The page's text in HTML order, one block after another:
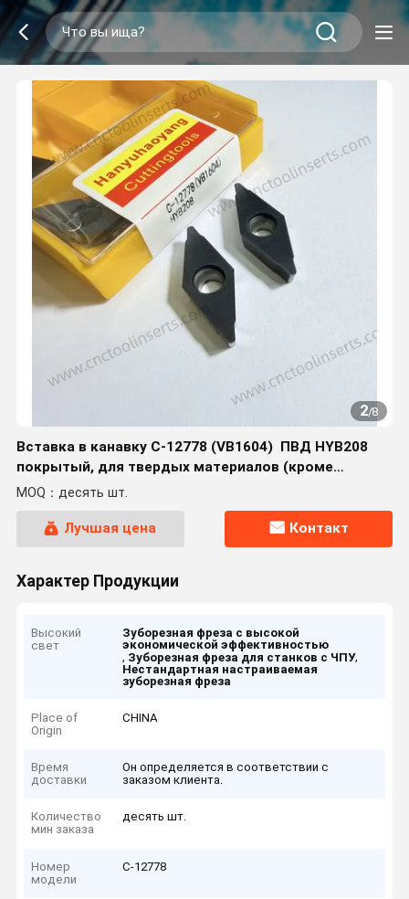
2/8
Вставка в канавку C-12778 (VB1604) ️ ПВД HYB208
покрытый, для твердых материалов (кроме
высокопрочных сплавов)
MOQ：десять шт.
Лучшая цена Контакт
Характер Продукции
Высокий
свет
Зуборезная фреза с высокой
экономической эффективностью
, Зуборезная фреза для станков с ЧПУ,
Нестандартная настраиваемая
зуборезная фреза
Place of
Origin
CHINA
Время
доставки
Он определяется в соответствии с
заказом клиента.
Количество
мин заказа
десять шт.
Номер
модели
C-12778